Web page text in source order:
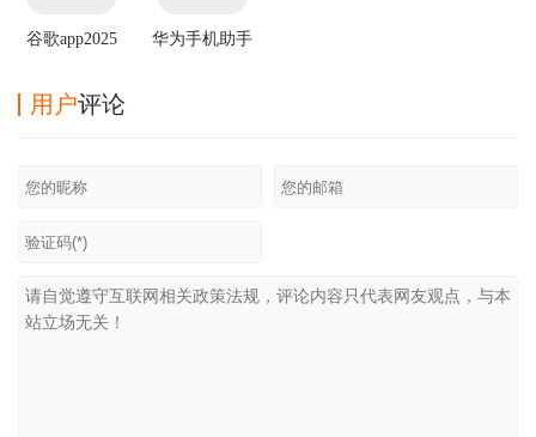
谷歌app2025
华为手机助手
用户评论